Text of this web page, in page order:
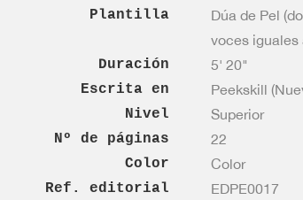
Plantilla
Dúa de Pel
voces iguales
Duración
5' 20"
Escrita en
Peekskill
Nivel
Superior
Nº de páginas
22
Color
Color
Ref. editorial
EDPE0017